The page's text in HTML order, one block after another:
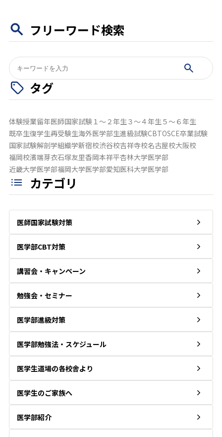
フリーワード検索
検
索:
タグ
体験授業留年医師国家試験１～２年生３～４年生５～６年生
既卒生復学生再受験生海外医学部生進級試験CBTOSCE卒業試験
国家試験解剖学組織学新宿校渋谷校吉祥寺校名古屋校大阪校
福岡校濱端芽衣石塚友里香岡本祥平杏林大学医学部
近畿大学医学部福岡大学医学部愛知医科大学医学部
カテゴリ
医師国家試験対策
医学部CBT対策
講習会・キャンペーン
勉強会・セミナー
医学部進級対策
医学部勉強法・スケジュール
医学生道場の各校舎より
医学生のご家族へ
医学部紹介